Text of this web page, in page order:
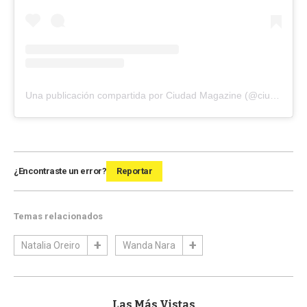
¿Encontraste un error? Reportar
Temas relacionados
Natalia Oreiro Wanda Nara